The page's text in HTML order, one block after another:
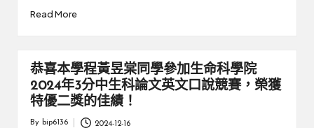
Read More
恭喜本學程黃昱棠同學參加生命科學院
2024年3分中生科論文英文口說競賽，榮獲
特優二獎的佳績！
By bip6136 2024-12-16